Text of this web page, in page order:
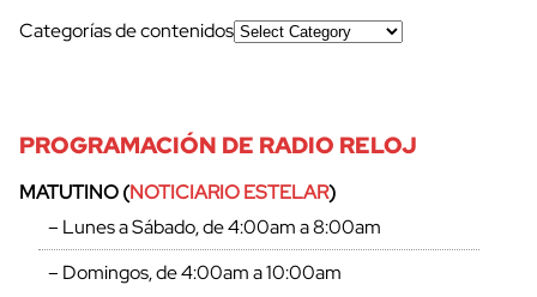
Categorías de contenidos
PROGRAMACIÓN DE RADIO RELOJ
MATUTINO (NOTICIARIO ESTELAR)
– Lunes a Sábado, de 4:00am a 8:00am
– Domingos, de 4:00am a 10:00am